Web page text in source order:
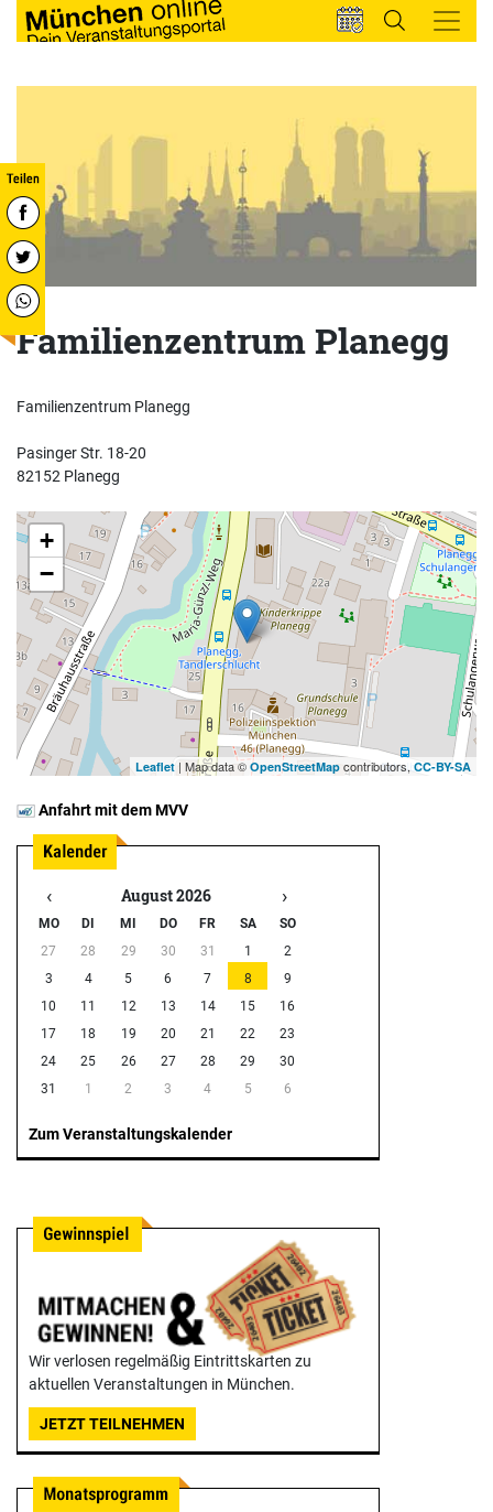
Familienzentrum Planegg
Familienzentrum Planegg
Pasinger Str. 18-20
82152 Planegg
+
−
Leaflet | Map data ©OpenStreetMap contributors, CC-BY-SA
Anfahrt mit dem MVV
‹ August 2026 ›
MO DI MI DO FR SA
SO
27
28 29 30 31 1
2
3
4 5 6 7 8
9
10
11 12 13 14 15
16
17
18 19 20 21 22
23
24
25 26 27 28 29
30
31
1 2 3 4 5 6
Zum Veranstaltungskalender
Wir verlosen regelmäßig Eintrittskarten zu
aktuellen Veranstaltungen in München.
JETZT TEILNEHMEN